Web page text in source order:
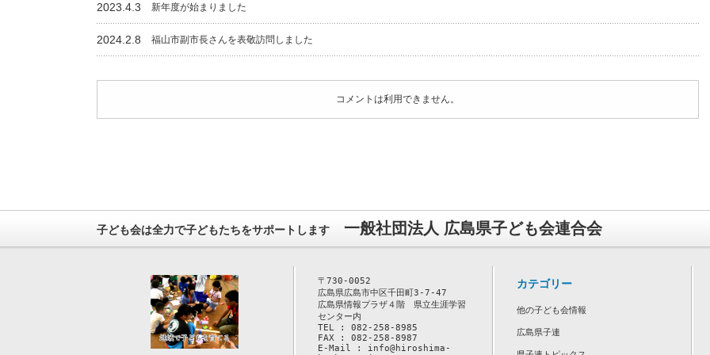
2023.4.3 新年度が始まりました
2024.2.8 福山市副市長さんを表敬訪問しました
コメントは利用できません。
子ども会は全力で子どもたちをサポートします 一般社団法人 広島県子ども会連合会
〒730-0052
広島県広島市中区千田町3-7-47
広島県情報プラザ４階　県立生涯学習
センター内
TEL : 082-258-8985
FAX : 082-258-8987
E-Mail : info@hiroshima-
カテゴリー
他の子ども会情報
広島県子連